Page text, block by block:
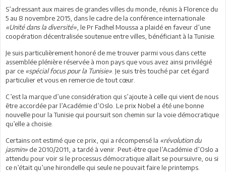
S’adressant aux maires de grandes villes du monde, réunis à Florence du
5 au 8 novembre 2015, dans le cadre de la conférence internationale
«Unité dans la diversité» , le Pr Fadhel Moussa a plaidé en faveur d’une
coopération décentralisée soutenue entre villes, bénéficiant à la Tunisie.
Je suis particulièrement honoré de me trouver parmi vous dans cette
assemblée plénière réservée à mon pays que vous avez ainsi privilégié
par ce «spécial focus pour la Tunisie» . Je suis très touché par cet égard
particulier et vous en remercie de tout cœur.
C’est la marque d’une considération qui s’ajoute à celle qui vient de nous
être accordée par l’Académie d’Oslo. Le prix Nobel a été une bonne
nouvelle pour la Tunisie qui poursuit son chemin sur la voie démocratique
qu’elle a choisie.
Certains ont estimé que ce prix, qui a récompensé la «révolution du
jasmin» de 2010/2011, a tardé à venir. Peut-être que l’Académie d’Oslo a
attendu pour voir si le processus démocratique allait se poursuivre, ou si
ce n’était qu’une hirondelle qui seule ne pouvait faire le printemps.